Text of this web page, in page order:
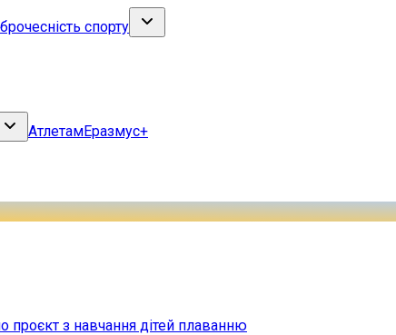
спорту
АтлетамЕразмус+
проєкт з навчання дітей плаванню